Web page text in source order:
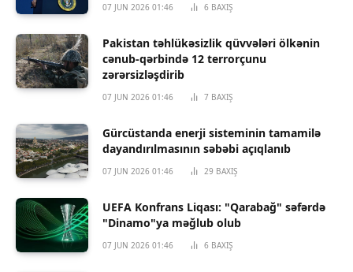
07 JUN 2026 01:46 6 BAXIŞ
Pakistan təhlükəsizlik qüvvələri ölkənin
cənub-qərbində 12 terrorçunu
zərərsizləşdirib
07 JUN 2026 01:46 7 BAXIŞ
Gürcüstanda enerji sisteminin tamamilə
dayandırılmasının səbəbi açıqlanıb
07 JUN 2026 01:46 29 BAXIŞ
UEFA Konfrans Liqası: "Qarabağ" səfərdə
"Dinamo"ya məğlub olub
07 JUN 2026 01:46 6 BAXIŞ